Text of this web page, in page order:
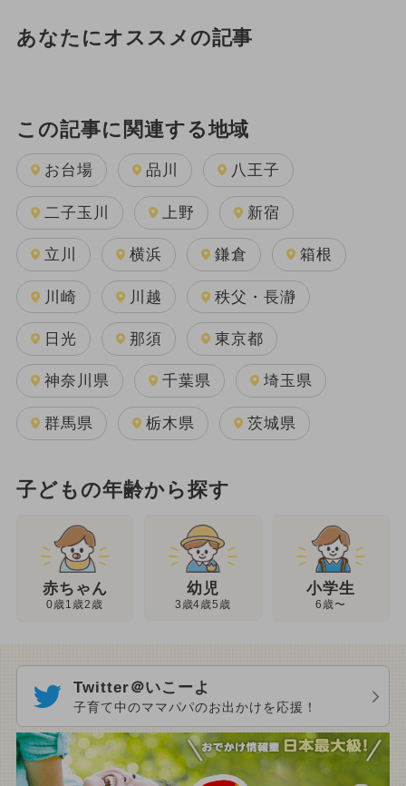
あなたにオススメの記事
この記事に関連する地域
お台場 品川 八王子
二子玉川 上野 新宿
立川 横浜 鎌倉 箱根
川崎 川越 秩父・長瀞
日光 那須 東京都
神奈川県 千葉県 埼玉県
群馬県 栃木県 茨城県
子どもの年齢から探す
赤ちゃん
0歳1歳2歳
幼児
3歳4歳5歳
小学生
6歳〜
Twitter＠いこーよ
子育て中のママパパのお出かけを応援！